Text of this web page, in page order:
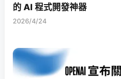
的 AI 程式開發神器
2026/4/24